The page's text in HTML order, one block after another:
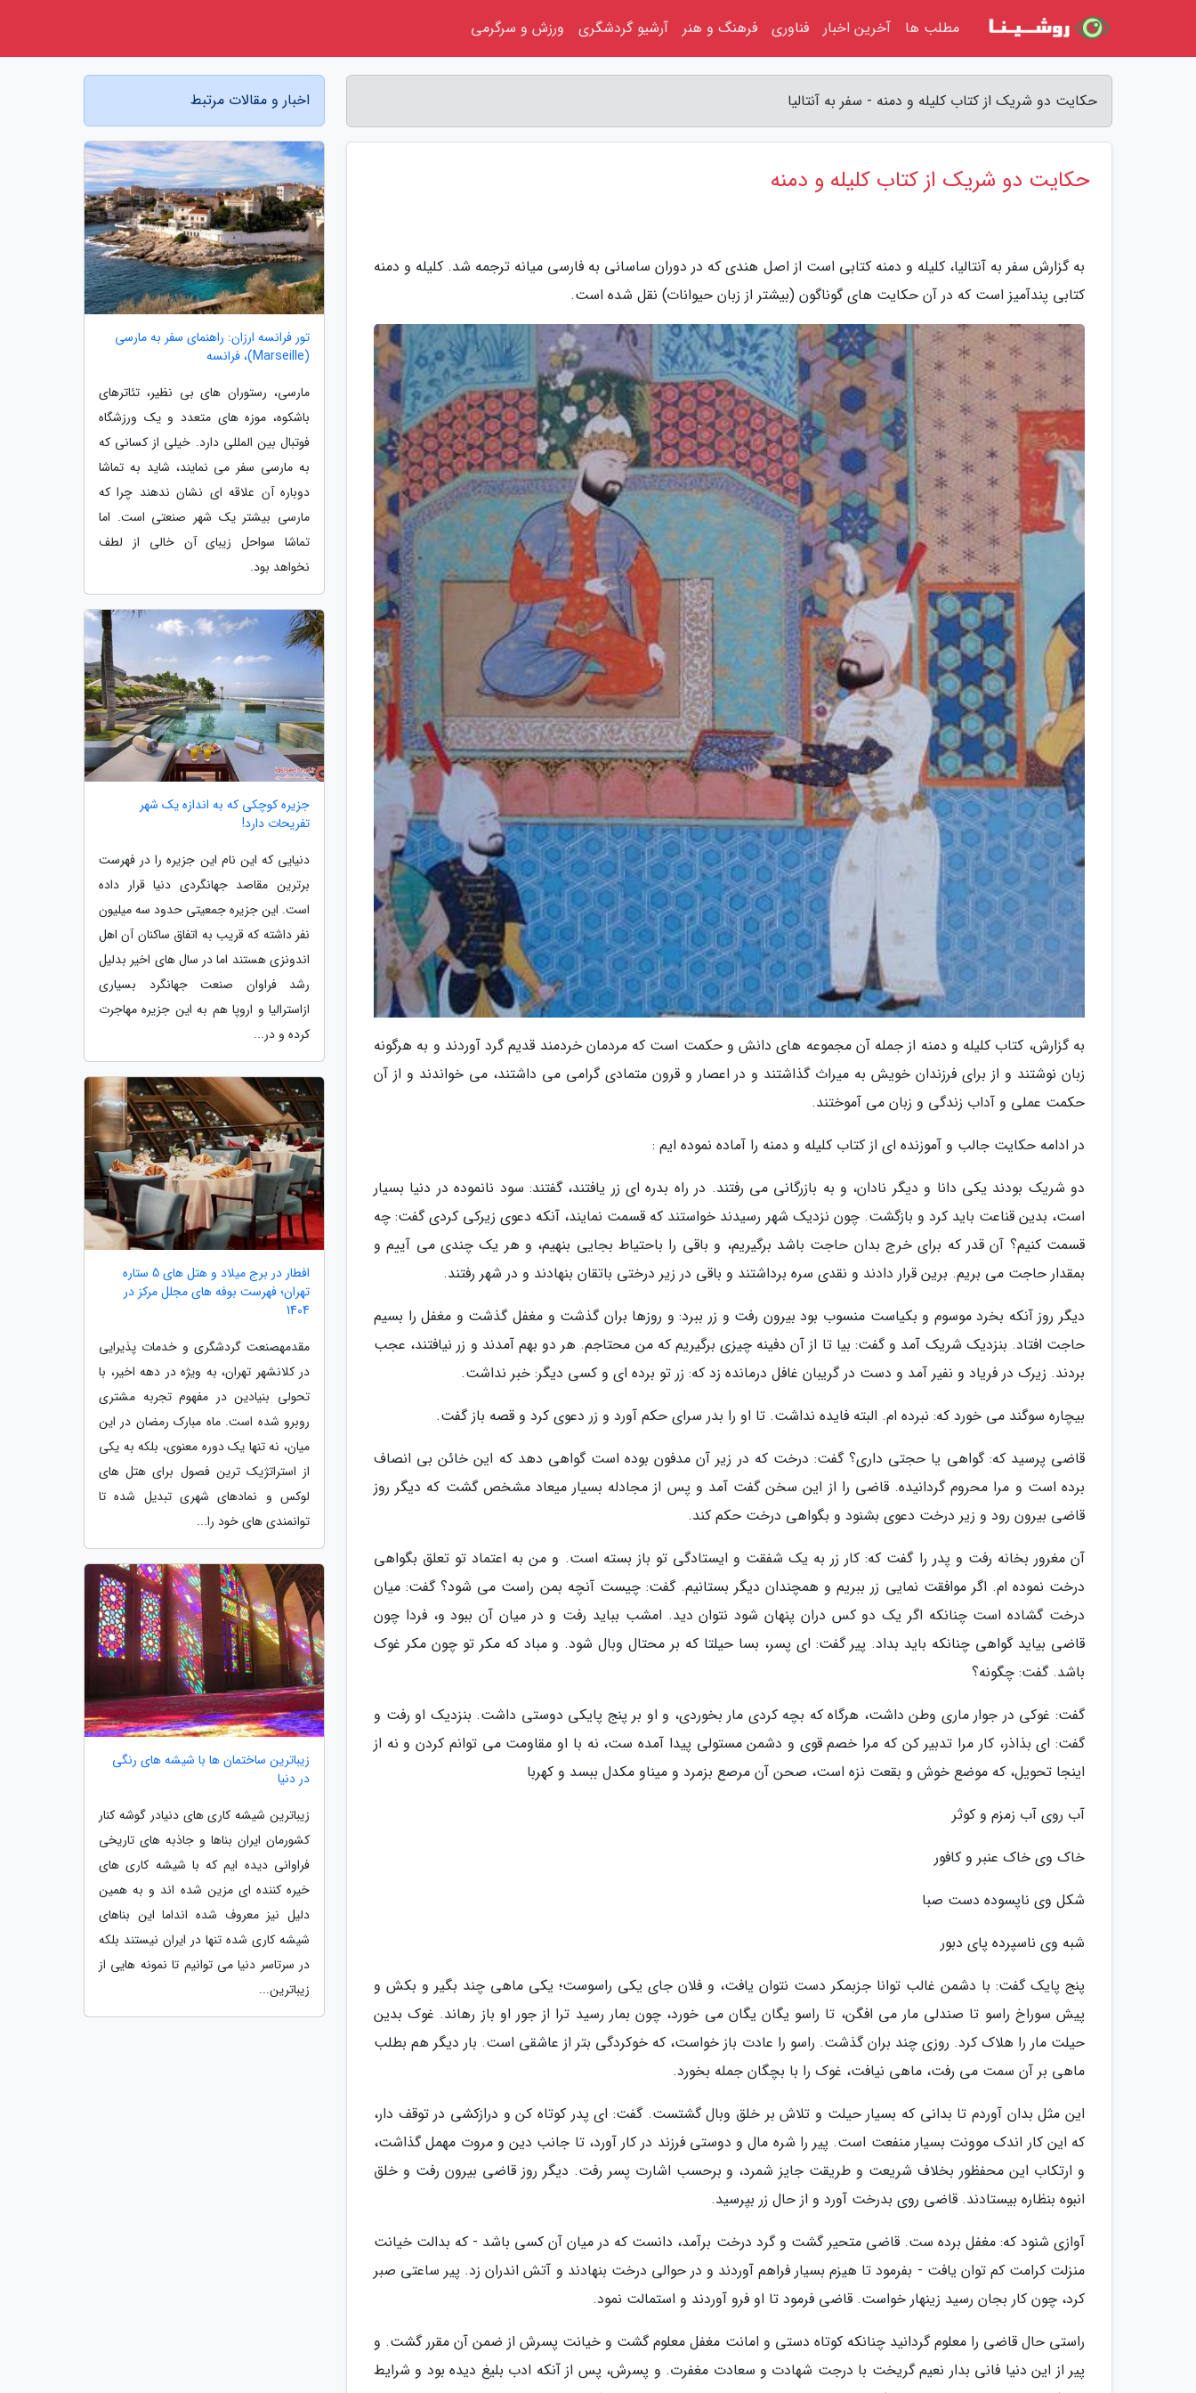
حکایت دو شریک از کتاب کلیله و دمنه - سفر به آنتالیا
حکایت دو شریک از کتاب کلیله و دمنه
به گزارش سفر به آنتالیا، کلیله و دمنه کتابی است از اصل هندی که در دوران ساسانی به فارسی میانه ترجمه شد. کلیله و دمنه
کتابی پندآمیز است که در آن حکایت های گوناگون (بیشتر از زبان حیوانات) نقل شده است.
به گزارش، کتاب کلیله و دمنه از جمله آن مجموعه های دانش و حکمت است که مردمان خردمند قدیم گرد آوردند و به هرگونه
زبان نوشتند و از برای فرزندان خویش به میراث گذاشتند و در اعصار و قرون متمادی گرامی می داشتند، می خواندند و از آن
حکمت عملی و آداب زندگی و زبان می آموختند.
در ادامه حکایت جالب و آموزنده ای از کتاب کلیله و دمنه را آماده نموده ایم :
دو شریک بودند یکی دانا و دیگر نادان، و به بازرگانی می رفتند. در راه بدره ای زر یافتند، گفتند: سود نانموده در دنیا بسیار
است، بدین قناعت باید کرد و بازگشت. چون نزدیک شهر رسیدند خواستند که قسمت نمایند، آنکه دعوی زیرکی کردی گفت: چه
قسمت کنیم؟ آن قدر که برای خرج بدان حاجت باشد برگیریم، و باقی را باحتیاط بجایی بنهیم، و هر یک چندی می آییم و
بمقدار حاجت می بریم. برین قرار دادند و نقدی سره برداشتند و باقی در زیر درختی باتقان بنهادند و در شهر رفتند.
دیگر روز آنکه بخرد موسوم و بکیاست منسوب بود بیرون رفت و زر ببرد: و روزها بران گذشت و مغفل گذشت و مغفل را بسیم
حاجت افتاد. بنزدیک شریک آمد و گفت: بیا تا از آن دفینه چیزی برگیریم که من محتاجم. هر دو بهم آمدند و زر نیافتند، عجب
بردند. زیرک در فریاد و نفیر آمد و دست در گریبان غافل درمانده زد که: زر تو برده ای و کسی دیگر: خبر نداشت.
بیچاره سوگند می خورد که: نبرده ام. البته فایده نداشت. تا او را بدر سرای حکم آورد و زر دعوی کرد و قصه باز گفت.
قاضی پرسید که: گواهی یا حجتی داری؟ گفت: درخت که در زیر آن مدفون بوده است گواهی دهد که این خائن بی انصاف
برده است و مرا محروم گردانیده. قاضی را از این سخن گفت آمد و پس از مجادله بسیار میعاد مشخص گشت که دیگر روز
قاضی بیرون رود و زیر درخت دعوی بشنود و بگواهی درخت حکم کند.
آن مغرور بخانه رفت و پدر را گفت که: کار زر به یک شفقت و ایستادگی تو باز بسته است. و من به اعتماد تو تعلق بگواهی
درخت نموده ام. اگر موافقت نمایی زر ببریم و همچندان دیگر بستانیم. گفت: چیست آنچه بمن راست می شود؟ گفت: میان
درخت گشاده است چنانکه اگر یک دو کس دران پنهان شود نتوان دید. امشب بباید رفت و در میان آن ببود و، فردا چون
قاضی بیاید گواهی چنانکه باید بداد. پیر گفت: ای پسر، بسا حیلتا که بر محتال وبال شود. و مباد که مکر تو چون مکر غوک
باشد. گفت: چگونه؟
گفت: غوکی در جوار ماری وطن داشت، هرگاه که بچه کردی مار بخوردی، و او بر پنج پایکی دوستی داشت. بنزدیک او رفت و
گفت: ای بذاذر، کار مرا تدبیر کن که مرا خصم قوی و دشمن مستولی پیدا آمده ست، نه با او مقاومت می توانم کردن و نه از
اینجا تحویل، که موضع خوش و بقعت نزه است، صحن آن مرصع بزمرد و میناو مکدل ببسد و کهربا
آب روی آب زمزم و کوثر
خاک وی خاک عنبر و کافور
شکل وی ناپسوده دست صبا
شبه وی ناسپرده پای دبور
پنج پایک گفت: با دشمن غالب توانا جزبمکر دست نتوان یافت، و فلان جای یکی راسوست؛ یکی ماهی چند بگیر و بکش و
پیش سوراخ راسو تا صندلی مار می افگن، تا راسو یگان یگان می خورد، چون بمار رسید ترا از جور او باز رهاند. غوک بدین
حیلت مار را هلاک کرد. روزی چند بران گذشت. راسو را عادت باز خواست، که خوکردگی بتر از عاشقی است. بار دیگر هم بطلب
ماهی بر آن سمت می رفت، ماهی نیافت، غوک را با بچگان جمله بخورد.
این مثل بدان آوردم تا بدانی که بسیار حیلت و تلاش بر خلق وبال گشتست. گفت: ای پدر کوتاه کن و درازکشی در توقف دار،
که این کار اندک موونت بسیار منفعت است. پیر را شره مال و دوستی فرزند در کار آورد، تا جانب دین و مروت مهمل گذاشت،
و ارتکاب این محفظور بخلاف شریعت و طریقت جایز شمرد، و برحسب اشارت پسر رفت. دیگر روز قاضی بیرون رفت و خلق
انبوه بنظاره بیستادند. قاضی روی بدرخت آورد و از حال زر بپرسید.
آوازی شنود که: مغفل برده ست. قاضی متحیر گشت و گرد درخت برآمد، دانست که در میان آن کسی باشد - که بدالت خیانت
منزلت کرامت کم توان یافت - بفرمود تا هیزم بسیار فراهم آوردند و در حوالی درخت بنهادند و آتش اندران زد. پیر ساعتی صبر
کرد، چون کار بجان رسید زینهار خواست. قاضی فرمود تا او فرو آوردند و استمالت نمود.
راستی حال قاضی را معلوم گردانید چنانکه کوتاه دستی و امانت مغفل معلوم گشت و خیانت پسرش از ضمن آن مقرر گشت. و
پیر از این دنیا فانی بدار نعیم گریخت با درجت شهادت و سعادت مغفرت. و پسرش، پس از آنکه ادب بلیغ دیده بود و شرایط
اخبار و مقالات مرتبط
تور فرانسه ارزان: راهنمای سفر به مارسی
(Marseille)، فرانسه
مارسی، رستوران های بی نظیر، تئاترهای
باشکوه، موزه های متعدد و یک ورزشگاه
فوتبال بین المللی دارد. خیلی از کسانی که
به مارسی سفر می نمایند، شاید به تماشا
دوباره آن علاقه ای نشان ندهند چرا که
مارسی بیشتر یک شهر صنعتی است. اما
تماشا سواحل زیبای آن خالی از لطف
نخواهد بود.
جزیره کوچکی که به اندازه یک شهر
تفریحات دارد!
دنیایی که این نام این جزیره را در فهرست
برترین مقاصد جهانگردی دنیا قرار داده
است. این جزیره جمعیتی حدود سه میلیون
نفر داشته که قریب به اتفاق ساکنان آن اهل
اندونزی هستند اما در سال های اخیر بدلیل
رشد فراوان صنعت جهانگرد بسیاری
ازاسترالیا و اروپا هم به این جزیره مهاجرت
کرده و در...
افطار در برج میلاد و هتل های 5 ستاره
تهران؛ فهرست بوفه های مجلل مرکز در
1404
مقدمهصنعت گردشگری و خدمات پذیرایی
در کلانشهر تهران، به ویژه در دهه اخیر، با
تحولی بنیادین در مفهوم تجربه مشتری
روبرو شده است. ماه مبارک رمضان در این
میان، نه تنها یک دوره معنوی، بلکه به یکی
از استراتژیک ترین فصول برای هتل های
لوکس و نمادهای شهری تبدیل شده تا
توانمندی های خود را...
زیباترین ساختمان ها با شیشه های رنگی
در دنیا
زیباترین شیشه کاری های دنیادر گوشه کنار
کشورمان ایران بناها و جاذبه های تاریخی
فراوانی دیده ایم که با شیشه کاری های
خیره کننده ای مزین شده اند و به همین
دلیل نیز معروف شده انداما این بناهای
شیشه کاری شده تنها در ایران نیستند بلکه
در سرتاسر دنیا می توانیم تا نمونه هایی از
زیباترین...
مطلب ها آخرین اخبار فناوری فرهنگ و هنر آرشیو گردشگری ورزش و سرگرمی